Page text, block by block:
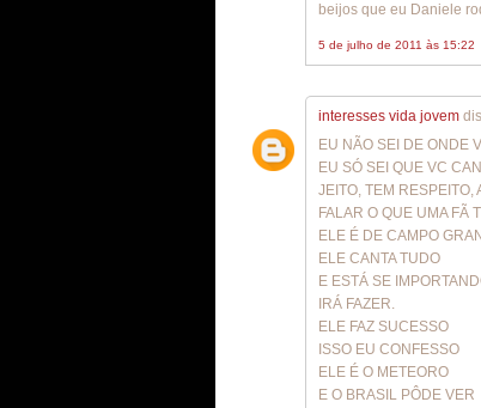
beijos que eu Daniele
5 de julho de 2011 às 15:22
interesses vida jovem
EU NÃO SEI DE ONDE
EU SÓ SEI QUE VC
JEITO, TEM RESPEITO,
FALAR O QUE UMA FÃ
ELE É DE CAMPO
ELE CANTA TUDO
E ESTÁ SE
IRÁ FAZER.
ELE FAZ SUCESSO
ISSO EU CONFESSO
ELE É O METEORO
E O BRASIL PÔDE VER